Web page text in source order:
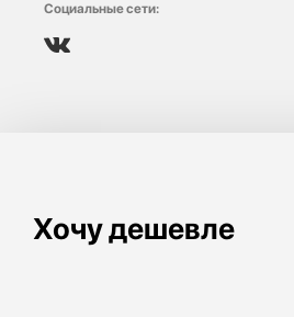
Социальные сети:
Хочу дешевле